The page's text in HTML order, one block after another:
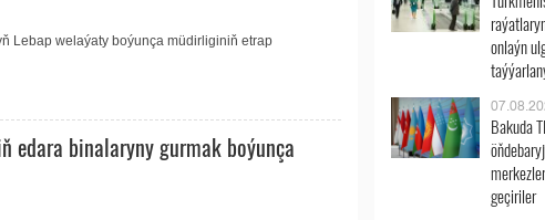
Lebap welaýaty boýunça müdirliginiň etrap
edara binalaryny gurmak boýunça
onlaýn
Bakuda
geçiriler